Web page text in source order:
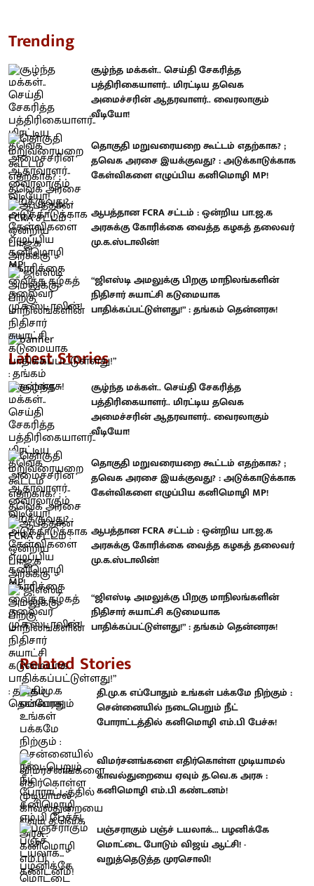
Trending
சூழ்ந்த மக்கள்.. செய்தி சேகரித்த
பத்திரிகையாளர்.. மிரட்டிய தவெக
அமைச்சரின் ஆதரவாளர்.. வைரலாகும்
வீடியோ!
தொகுதி மறுவரையறை கூட்டம் எதற்காக? ;
தவெக அரசை இயக்குவது? : அடுக்காடுக்காக
கேள்விகளை எழுப்பிய கனிமொழி MP!
ஆபத்தான FCRA சட்டம் : ஒன்றிய பா.ஜ.க
அரசுக்கு கோரிக்கை வைத்த கழகத் தலைவர்
மு.க.ஸ்டாலின்!
“ஜிஎஸ்டி அமலுக்கு பிறகு மாநிலங்களின்
நிதிசார் சுயாட்சி கடுமையாக
பாதிக்கப்பட்டுள்ளது!” : தங்கம் தென்னரசு!
Latest Stories
சூழ்ந்த மக்கள்.. செய்தி சேகரித்த
பத்திரிகையாளர்.. மிரட்டிய தவெக
அமைச்சரின் ஆதரவாளர்.. வைரலாகும்
வீடியோ!
தொகுதி மறுவரையறை கூட்டம் எதற்காக? ;
தவெக அரசை இயக்குவது? : அடுக்காடுக்காக
கேள்விகளை எழுப்பிய கனிமொழி MP!
ஆபத்தான FCRA சட்டம் : ஒன்றிய பா.ஜ.க
அரசுக்கு கோரிக்கை வைத்த கழகத் தலைவர்
மு.க.ஸ்டாலின்!
“ஜிஎஸ்டி அமலுக்கு பிறகு மாநிலங்களின்
நிதிசார் சுயாட்சி கடுமையாக
பாதிக்கப்பட்டுள்ளது!” : தங்கம் தென்னரசு!
Related Stories
தி.மு.க எப்போதும் உங்கள் பக்கமே நிற்கும் :
சென்னையில் நடைபெறும் நீட்
போராட்டத்தில் கனிமொழி எம்.பி பேச்சு!
விமர்சனங்களை எதிர்கொள்ள முடியாமல்
காவல்துறையை ஏவும் த.வெ.க அரசு :
கனிமொழி எம்.பி கண்டனம்!
பஞ்சராகும் பஞ்ச் டயலாக்... பழனிக்கே
மொட்டை போடும் விஜய் ஆட்சி! -
வறுத்தெடுத்த முரசொலி!